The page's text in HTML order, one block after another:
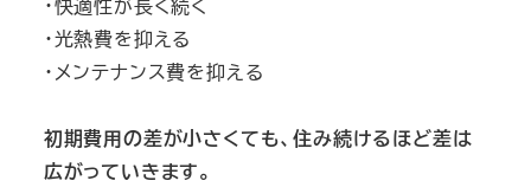
・光熱費を抑える
・メンテナンス費を抑える
初期費用の差が小さくても、住み続けるほど差は
広がっていきます。